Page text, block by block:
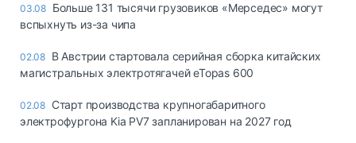
03.08 Больше 131 тысячи грузовиков «Мерседес» могут
вспыхнуть из-за чипа
02.08 В Австрии стартовала серийная сборка китайских
магистральных электротягачей eTopas 600
02.08 Старт производства крупногабаритного
электрофургона Kia PV7 запланирован на 2027 год